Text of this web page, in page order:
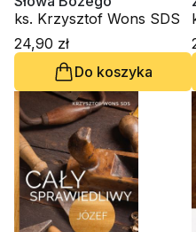
ks. Krzysztof Wons SDS
24,90 zł
Do koszyka